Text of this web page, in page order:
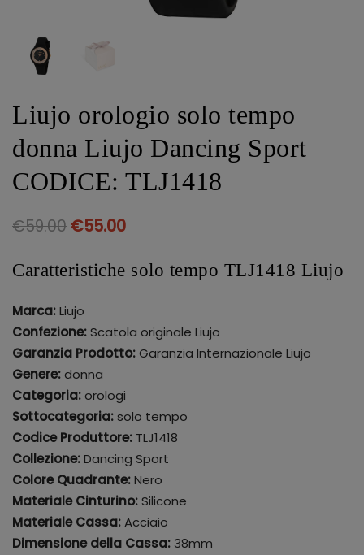
Liujo orologio solo tempo
donna Liujo Dancing Sport
CODICE: TLJ1418
€59.00 €55.00
Caratteristiche solo tempo TLJ1418 Liujo
Marca:Liujo
Confezione:Scatola originale Liujo
Garanzia Prodotto:Garanzia Internazionale Liujo
Genere:donna
Categoria:orologi
Sottocategoria: solo tempo
Codice Produttore: TLJ1418
Collezione:Dancing Sport
Colore Quadrante:Nero
Materiale Cinturino:Silicone
Materiale Cassa:Acciaio
Dimensione della Cassa: 38mm